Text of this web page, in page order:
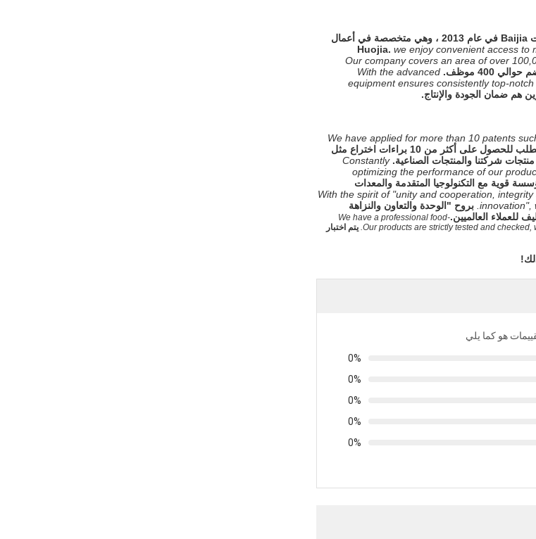
تأسست Baijia في عام 2013 ، وهي متخصصة في أعمال
we enjoy convenient access to
Our company covers an area of over
With the advanced
equipment ensures consistently top-
هم ضمان الجودة والإنتاج.
We have applied for more than 10 patents
لقد تقدمنا ​​بطلب للحصول على أكثر من 10 براءات اختراع مثل
شركتنا والمنتجات الصناعية. Constantly
optimizing the performance of our
قوية مع التكنولوجيا المتقدمة والمعدات
With the spirit of "unity and cooperation,
innovation", بروح "الوحدة والتعاون والنزاهة
للعملاء العالميين.We have a professional food-
Our products are strictly tested and checked, يتم اختبار
هو كما يلي
0%
0%
0%
0%
0%